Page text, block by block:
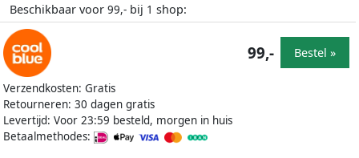
Beschikbaar voor 99,- bij 1 shop:
Verzendkosten: Gratis
Retourneren: 30 dagen gratis
Levertijd: Voor 23:59 besteld, morgen in huis
Betaalmethodes:
99,- Bestel »